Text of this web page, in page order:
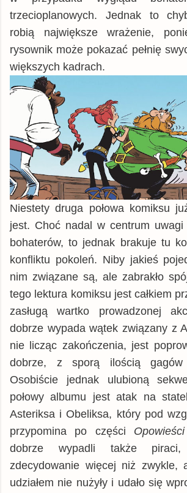
trzecioplanowych. Jednak to
robią największe wrażenie,
rysownik może pokazać pełnię
większych kadrach.
Niestety druga połowa komiksu
jest. Choć nadal w centrum uwagi
bohaterów, to jednak brakuje tu
konfliktu pokoleń. Niby jakieś
nim związane są, ale zabrakło
tego lektura komiksu jest całkiem
zasługą wartko prowadzonej
dobrze wypada wątek związany z
nie licząc zakończenia, jest
dobrze, z sporą ilością
Osobiście jednak ulubioną
połowy albumu jest atak na
Asteriksa i Obeliksa, który pod
przypomina po części
dobrze wypadli także
zdecydowanie więcej niż zwykle,
udziałem nie nużyły i udało się